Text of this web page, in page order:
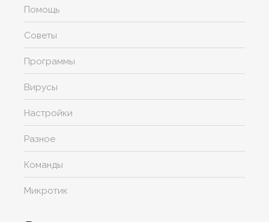
Помощь
Советы
Программы
Вирусы
Настройки
Разное
Команды
Микротик